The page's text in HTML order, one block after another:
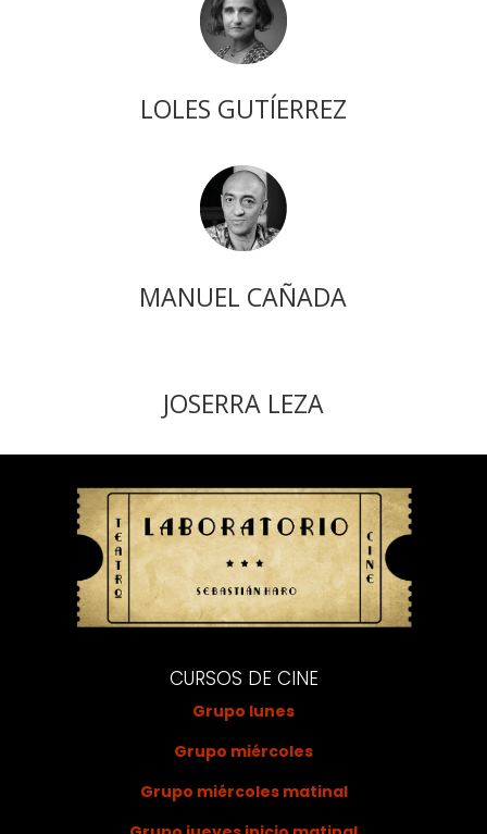
LOLES GUTÍERREZ
MANUEL CAÑADA
JOSERRA LEZA
CURSOS DE CINE
Grupo lunes
Grupo miércoles
Grupo miércoles matinal